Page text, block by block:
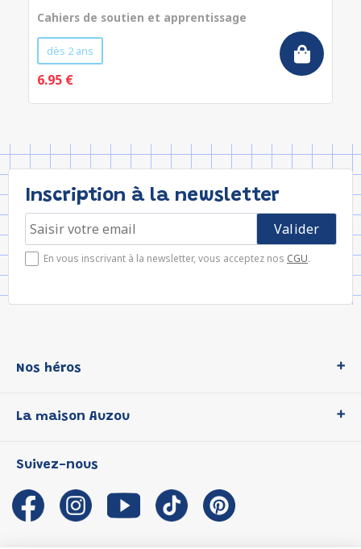
Cahiers de soutien et apprentissage
dès 2 ans
6.95 €
Inscription à la newsletter
En vous inscrivant à la newsletter, vous acceptez nos CGU.
Nos héros
P'tit Loup
Les Influenceuses
Migali
Petite Taupe
La maison Auzou
Notre histoire
Auzou s'engage
Auteurs et illustrateurs Auzou
Suivez-nous